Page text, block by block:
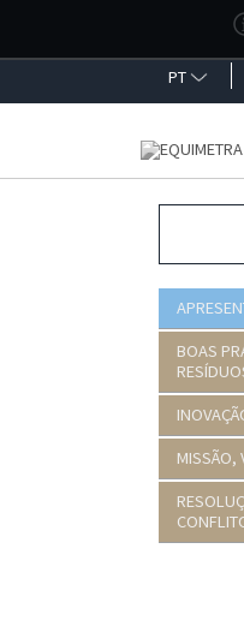
PT
BOAS
MISSÃO,